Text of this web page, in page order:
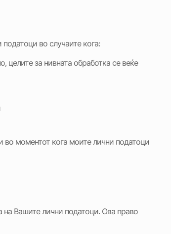
во случаите кога:
целите за нивната обработка се веќе
во моментот кога моите лични податоци
на Вашите лични податоци. Ова право